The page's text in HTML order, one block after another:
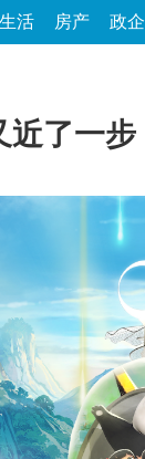
生活 房产 政企
近了一步